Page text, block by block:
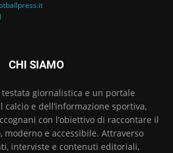
CHI SIAMO
giornalistica e un portale
calcio e dell’informazione sportiva,
con l’obiettivo di raccontare il
moderno e accessibile. Attraverso
interviste e contenuti editoriali,